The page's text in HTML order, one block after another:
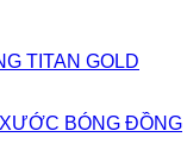
TITAN GOLD